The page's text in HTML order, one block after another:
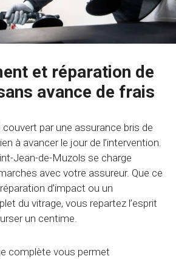
et réparation de
avance de frais
par une assurance bris de
à avancer le jour de l’intervention.
Jean-de-Muzols se charge
avec votre assureur. Que ce
d’impact ou un
du vitrage, vous repartez l’esprit
un centime.
complète vous permet